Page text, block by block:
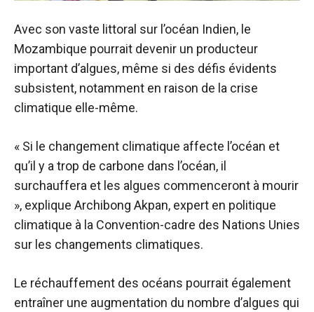
Avec son vaste littoral sur l’océan Indien, le
Mozambique pourrait devenir un producteur
important d’algues, même si des défis évidents
subsistent, notamment en raison de la crise
climatique elle-même.
« Si le changement climatique affecte l’océan et
qu’il y a trop de carbone dans l’océan, il
surchauffera et les algues commenceront à mourir
», explique Archibong Akpan, expert en politique
climatique à la Convention-cadre des Nations Unies
sur les changements climatiques.
Le réchauffement des océans pourrait également
entraîner une augmentation du nombre d’algues qui